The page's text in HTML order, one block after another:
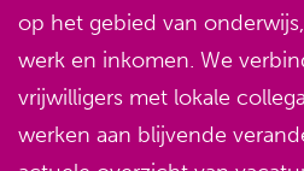
op het gebied van
werk en inkomen. We
vrijwilligers met lokale
werken aan blijvende